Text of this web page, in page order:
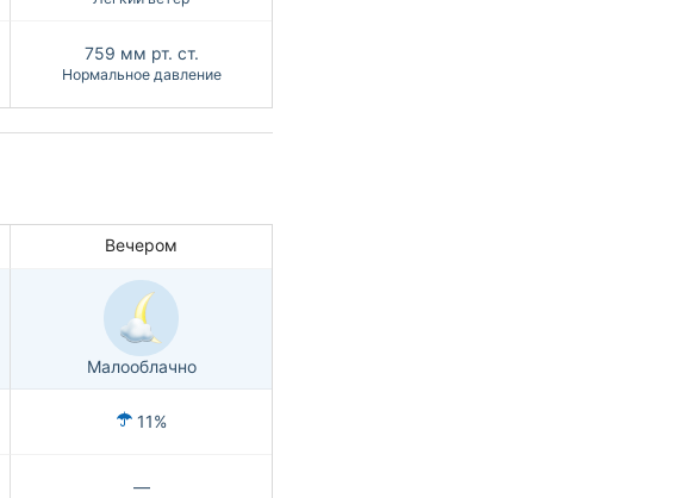
759 мм рт. ст.
Нормальное давление
Вечером
Малооблачно
11%
—